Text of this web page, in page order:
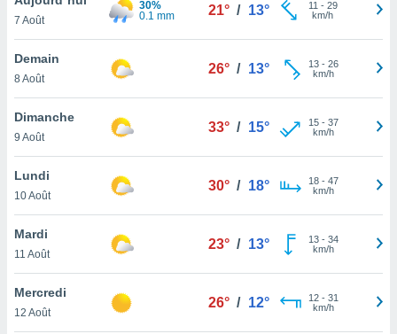
et
»,
au
vous
qu'ils
ou
le
ainsi
un
7 Août
30%
0.1 mm
21° / 13° 11 - 29
km/h
Demain
8 Août
26° / 13° 13- 26
km/h
Dimanche
9 Août
33° / 15° 15- 37
km/h
Lundi
10 Août
30° / 18° 18- 47
km/h
Mardi
11 Août
23° / 13° 13- 34
km/h
Mercredi
12 Août
26° / 12° 12- 31
km/h